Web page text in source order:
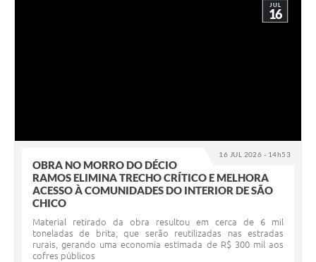
16 JUL 2026 - 14h53
JUL
16
OBRA NO MORRO DO DÉCIO
RAMOS ELIMINA TRECHO CRÍTICO E MELHORA
ACESSO À COMUNIDADES DO INTERIOR DE SÃO
CHICO
Material retirado da obra resultou em cerca de 6 mil
toneladas de brita, que serão reutilizadas nas estradas
rurais, gerando uma economia estimada de R$ 300 mil aos
cofres públicos